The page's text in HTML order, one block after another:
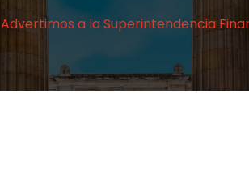
Advertimos a la Superintendencia